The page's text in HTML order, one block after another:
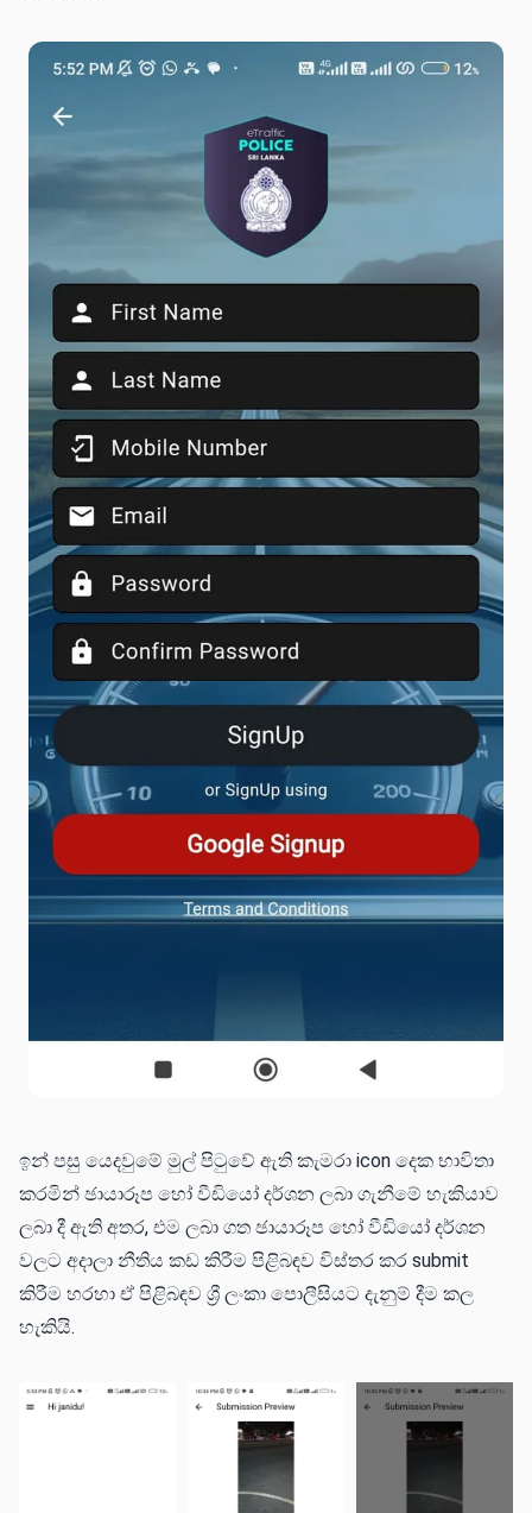
ඉන් පසු යෙදවුමේ මුල් පිටුවේ ඇති කැමරා icon දෙක භාවිතා
කරමින් ඡායාරූප හෝ වීඩියෝ දර්ශන ලබා ගැනීමේ හැකියාව
ලබා දී ඇති අතර, එම ලබා ගත ඡායාරූප හෝ වීඩියෝ දර්ශන
වලට අදාලා නීතිය කඩ කිරීම පිළිබඳව විස්තර කර submit
කිරීම හරහා ඒ පිළිබඳව ශ්‍රී ලංකා පොලීසියට දැනුම් දීම කල
හැකියි.